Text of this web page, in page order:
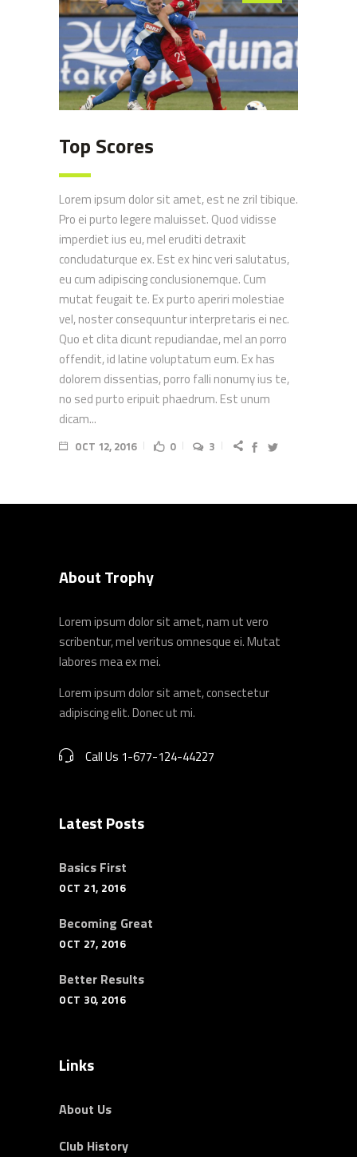
Top Scores
Lorem ipsum dolor sit amet, est ne zril tibique.
Pro ei purto legere maluisset. Quod vidisse
imperdiet ius eu, mel eruditi detraxit
concludaturque ex. Est ex hinc veri salutatus,
eu cum adipiscing conclusionemque. Cum
mutat feugait te. Ex purto aperiri molestiae
vel, noster consequuntur interpretaris ei nec.
Quo et clita dicunt repudiandae, mel an porro
offendit, id latine voluptatum eum. Ex has
dolorem dissentias, porro falli nonumy ius te,
no sed purto eripuit phaedrum. Est unum
dicam...
OCT 12, 2016 0 3
About Trophy
Lorem ipsum dolor sit amet, nam ut vero
scribentur, mel veritus omnesque ei. Mutat
labores mea ex mei.
Lorem ipsum dolor sit amet, consectetur
adipiscing elit. Donec ut mi.
Call Us 1-677-124-44227
Latest Posts
Basics First
OCT 21, 2016
Becoming Great
OCT 27, 2016
Better Results
OCT 30, 2016
Links
About Us
Club History